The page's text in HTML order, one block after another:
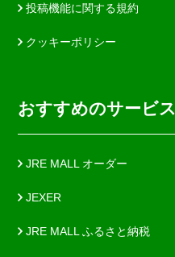
投稿機能に関する規約
クッキーポリシー
おすすめのサービス
JRE MALL オーダー
JEXER
JRE MALL ふるさと納税